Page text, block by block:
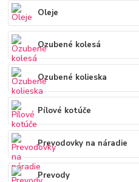
Oleje
Ozubené kolesá
Ozubené kolieska
Pílové kotúče
Prevodovky na náradie
Prevody